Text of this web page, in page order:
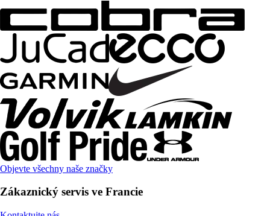
Objevte všechny naše značky
Zákaznický servis ve Francie